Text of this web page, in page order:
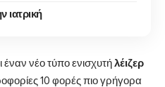
ιατρική
νέο τύπο ενισχυτήλέιζερ
10 φορές πιο γρήγορα